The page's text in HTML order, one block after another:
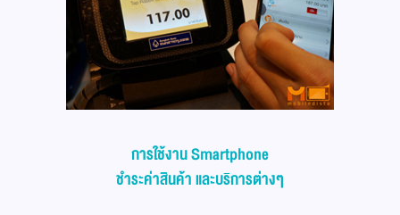
การใช้งาน Smartphone
ชำระค่าสินค้า และบริการต่างๆ